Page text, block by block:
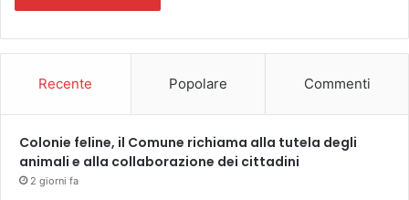
v
a
Recente Popolare Commenti
Colonie feline, il Comune richiama alla tutela degli
animali e alla collaborazione dei cittadini
2 giorni fa